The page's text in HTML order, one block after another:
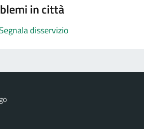
in città
Segnala disservizio